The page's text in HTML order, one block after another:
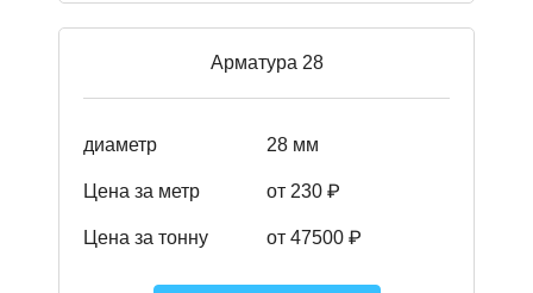
Арматура 28
диаметр 28 мм
Цена за метр от 230 ₽
Цена за тонну от 47500 ₽